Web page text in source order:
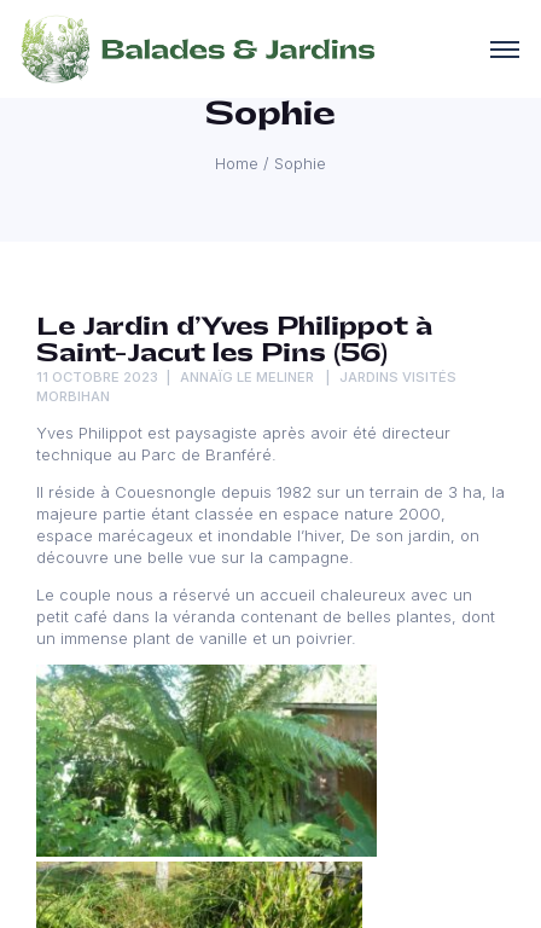
Sophie
Home / Sophie
Le Jardin d’Yves Philippot à
Saint-Jacut les Pins (56)
11 OCTOBRE 2023 ANNAÏG LE MELINER
JARDINS VISITÉS
MORBIHAN
Yves Philippot est paysagiste après avoir été directeur
technique au Parc de Branféré.
Il réside à Couesnongle depuis 1982 sur un terrain de 3 ha, la
majeure partie étant classée en espace nature 2000,
espace marécageux et inondable l’hiver, De son jardin, on
découvre une belle vue sur la campagne.
Le couple nous a réservé un accueil chaleureux avec un
petit café dans la véranda contenant de belles plantes, dont
un immense plant de vanille et un poivrier.